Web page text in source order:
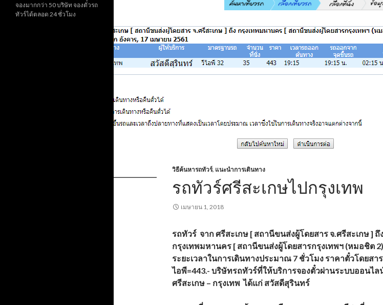
วิธีค้นหารถทัวร์, แนะนำการเดินทาง
รถทัวร์ศรีสะเกษไปกรุงเทพ
เมษายน 1, 2018
รถทัวร์ จาก ศรีสะเกษ [ สถานีขนส่งผู้โดยสาร จ.ศรีสะเกษ ] ถึ
กรุงเทพมหานคร [ สถานีขนส่งผู้โดยสารกรุงเทพฯ (หมอชิต
ระยะเวลาในการเดินทางประมาณ 7 ชั่วโมง ราคาตั๋วโดยสา
ไอพี=443.- บริษัทรถทัวร์ที่ให้บริการจองตั๋วผ่านระบบออนไล
ศรีสะเกษ – กรุงเทพ ได้แก่ สวัสดีสุรินทร์
จองมากกว่า 50 บริษัท จองตั๋วรถ
ทัวร์ได้ตลอด 24 ชั่วโมง